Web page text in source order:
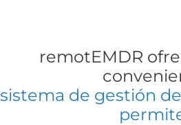
remotEMDR
sistema de gestión